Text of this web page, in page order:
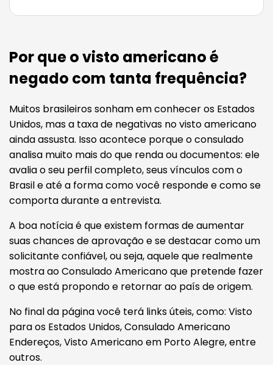
Por que o visto americano é
negado com tanta frequência?
Muitos brasileiros sonham em conhecer os Estados
Unidos, mas a taxa de negativas no visto americano
ainda assusta. Isso acontece porque o consulado
analisa muito mais do que renda ou documentos: ele
avalia o seu perfil completo, seus vínculos com o
Brasil e até a forma como você responde e como se
comporta durante a entrevista.
A boa notícia é que existem formas de aumentar
suas chances de aprovação e se destacar como um
solicitante confiável, ou seja, aquele que realmente
mostra ao Consulado Americano que pretende fazer
o que está propondo e retornar ao país de origem.
No final da página você terá links úteis, como: Visto
para os Estados Unidos, Consulado Americano
Endereços, Visto Americano em Porto Alegre, entre
outros.